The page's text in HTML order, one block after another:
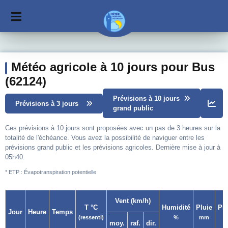
Météo agricole à 10 jours pour Bus
(62124)
Prévisions à 3 jours
Prévisions à 10 jours
grand public
Ces prévisions à 10 jours sont proposées avec un pas de 3 heures sur la
totalité de l'échéance. Vous avez la possibilité de naviguer entre les
prévisions grand public et les prévisions agricoles. Dernière mise à jour à
05h40.
* ETP : Évapotranspiration potentielle
Jour Heure Temps
T °C
(ressenti)
Vent (km/h)
Humidité
%
Pluie
mm
moy. raf. dir.